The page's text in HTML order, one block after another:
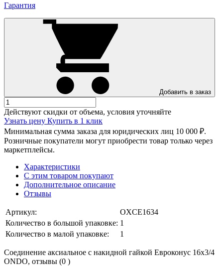
Гарантия
Добавить в заказ
Действуют скидки от объема, условия уточняйте
Узнать цену Купить в 1 клик
Минимальная сумма заказа для юридических лиц 10 000 ₽.
Розничные покупатели могут приобрести товар только через
маркетплейсы.
Характеристики
С этим товаром покупают
Дополнительное описание
Отзывы
Артикул:
OXCE1634
Количество в большой упаковке: 1
Количество в малой упаковке:
1
Соединение аксиальное с накидной гайкой Евроконус 16х3/4
ONDO, отзывы (0 )